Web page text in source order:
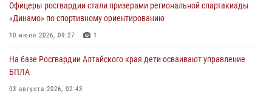
03 июля 2026, 04:03
Управление Росгвардии по Алтайскому краю провело для детей
02 июля 2026, 00:55
В краевом управлении вневедомственной охраны Росгвардии по
Офицеры росгвардии стали призерами региональной спартакиады
«Динамо» по спортивному ориентированию
10 июля 2026, 09:27 1
На базе Росгвардии Алтайского края дети осваивают управление
БПЛА
03 августа 2026, 02:43